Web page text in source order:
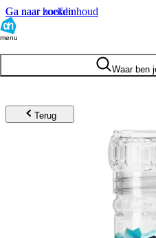
Ga naar hoofdinhoud
Ga naar zoeken
menu
Waar ben
Terug